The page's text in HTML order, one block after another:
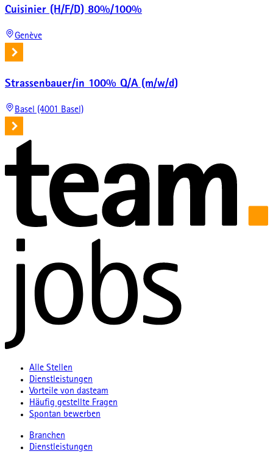
Cuisinier (H/F/D) 80%/100%
Genève
Strassenbauer/in 100% Q/A (m/w/d)
Basel (4001 Basel)
Alle Stellen
Dienstleistungen
Vorteile von dasteam
Häufig gestellte Fragen
Spontan bewerben
Branchen
Dienstleistungen